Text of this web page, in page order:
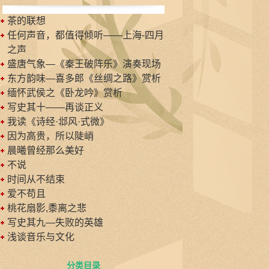
茶的联想
任何声音，都值得倾听——上海-四月
之声
盛唐气象—《秦王破阵乐》演奏现场
东方韵味—喜多郎《丝绸之路》赏析
缅怀武侯之《卧龙吟》赏析
写史其十——再谈正义
我读《诗经·邶风·式微》
因为高贵，所以陡峭
晨曦曾经那么美好
不说
时间从不结束
爱不苟且
桃花扇影,黍离之悲
写史其九—失败的英雄
浅谈音乐与文化
分类目录